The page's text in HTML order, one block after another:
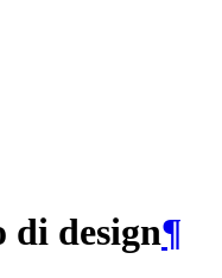
di design¶